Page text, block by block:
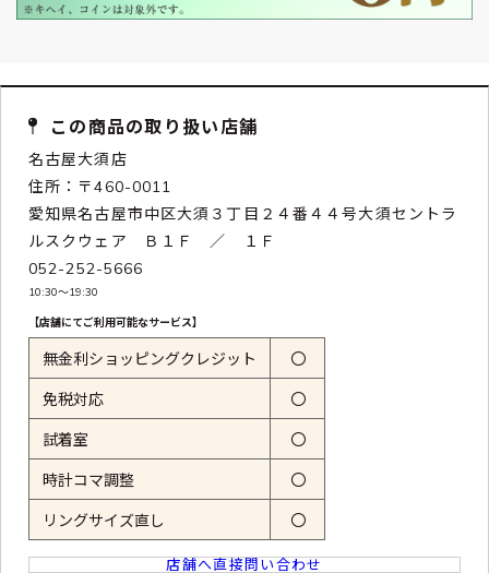
この商品の取り扱い店舗
名古屋大須店
住所：〒460-0011
愛知県名古屋市中区大須３丁目２４番４４号大須セントラ
ルスクウェア Ｂ１Ｆ ／ １Ｆ
052-252-5666
10:30〜19:30
【店舗にてご利用可能なサービス】
無金利ショッピングクレジット 〇
免税対応 〇
試着室 〇
時計コマ調整 〇
リングサイズ直し 〇
店舗へ直接問い合わせ